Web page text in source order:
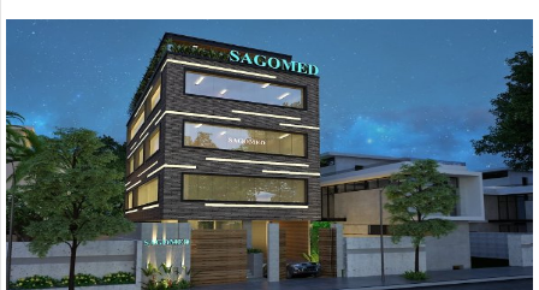
vực. Chủ đầu tư: Tổng công ty Phát Điện 3. Địa
điểm: Khu đô thị Sala, Shop House số 60, 62, 64,
66 Nguyễn Cơ Thạch, P.